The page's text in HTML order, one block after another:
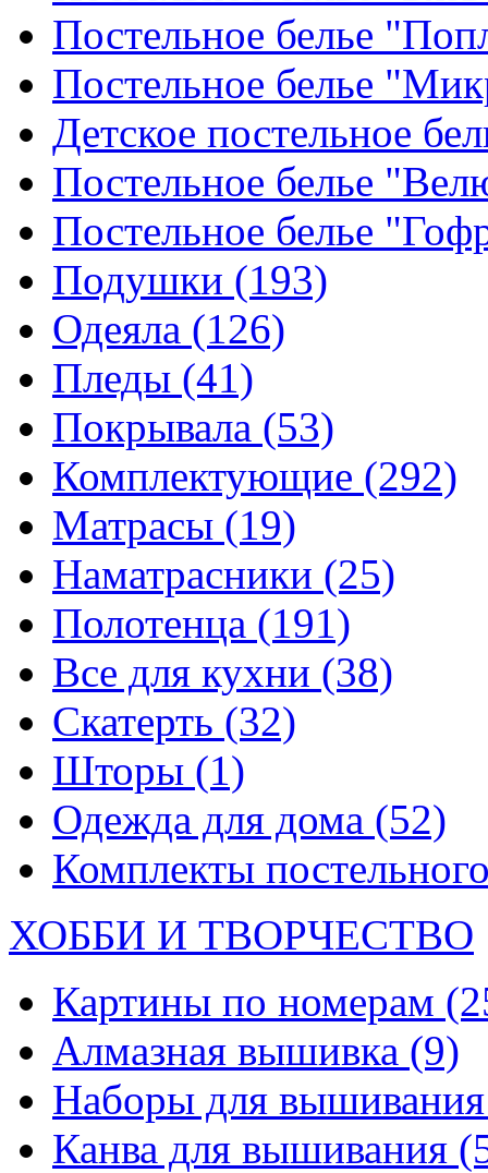
Постельное белье
Постельное белье
Детское постельное
Постельное белье
Постельное белье
Подушки (193)
Одеяла (126)
Пледы (41)
Покрывала (53)
Комплектующие (292)
Матрасы (19)
Наматрасники (25)
Полотенца (191)
Все для кухни (38)
Скатерть (32)
Шторы (1)
Одежда для дома (52)
Комплекты
ХОББИ И ТВОРЧЕСТВО
Картины по номерам
Алмазная вышивка (9)
Наборы для
Канва для вышивания